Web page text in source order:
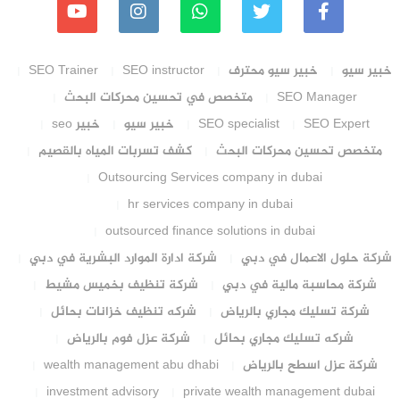
خبير سيو خبير سيو محترف SEO instructor
SEO Trainer
SEO Manager
متخصص في تحسين محركات البحث
SEO Expert
SEO specialist خبير سيو
خبير seo
متخصص تحسين محركات البحث
كشف تسربات المياه بالقصيم
Outsourcing Services company in dubai
hr services company in dubai
outsourced finance solutions in dubai
شركة حلول الاعمال في دبي
شركة ادارة الموارد البشرية في دبي
شركة محاسبة مالية في دبي
شركة تنظيف بخميس مشيط
شركة تسليك مجاري بالرياض
شركه تنظيف خزانات بحائل
شركه تسليك مجاري بحائل
شركة عزل فوم بالرياض
شركة عزل اسطح بالرياض
wealth management abu dhabi
private wealth management dubai
investment advisory